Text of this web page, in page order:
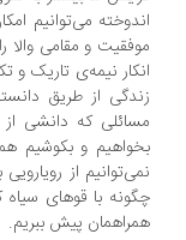
می‌توانیم امکان
و مقامی والا را
نیمه‌ی تاریک و
از طریق دانسته‌ها
که دانشی از آن‌ها
و بکوشیم هم سو
از رویارویی با
با قوهای سیاه کنار
پیش ببریم.